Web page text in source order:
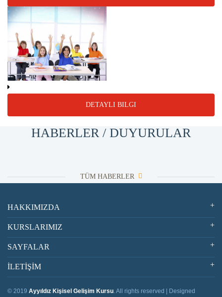
DETAYLI BILGI
HABERLER / DUYURULAR
TÜM HABERLER
HAKKIMIZDA
KURSLARIMIZ
SAYFALAR
İLETİŞİM
© 2019 Ayyıldız Kişisel Gelişim Kursu . All rights reserved | Designed